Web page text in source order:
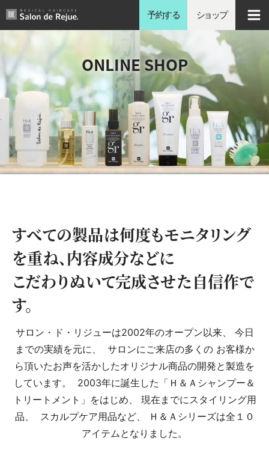
内
を
キ
ッ
予約する ショップ
ONLINE SHOP
すべての製品は何度もモニタリング
を重ね、内容成分などに
こだわりぬいて完成させた自信作で
す。
サロン・ド・リジューは2002年のオープン以来、 今日
までの実績を元に、 サロンにご来店の多くの お客様か
ら頂いたお声を活かしたオリジナル商品の開発と製造を
しています。 2003年に誕生した「Ｈ＆Ａシャンプー＆
トリートメント」をはじめ、 現在までにスタイリング用
品、 スカルプケア用品など、 Ｈ＆Ａシリーズは全１０
アイテムとなりました。